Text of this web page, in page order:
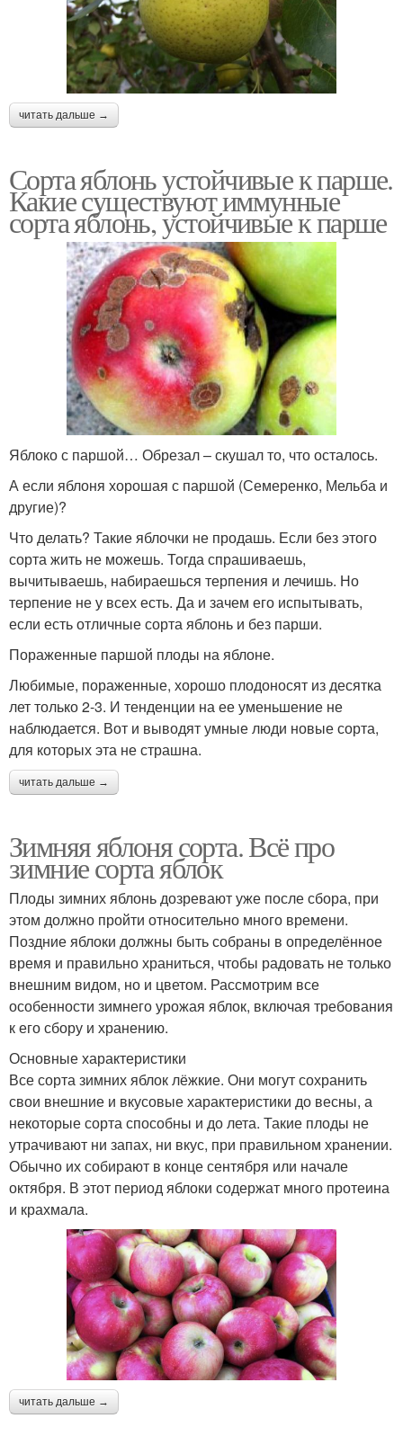
читать дальше →
Сорта яблонь устойчивые к парше.
Какие существуют иммунные
сорта яблонь, устойчивые к парше
Яблоко с паршой… Обрезал – скушал то, что осталось.
А если яблоня хорошая с паршой (Семеренко, Мельба и
другие)?
Что делать? Такие яблочки не продашь. Если без этого
сорта жить не можешь. Тогда спрашиваешь,
вычитываешь, набираешься терпения и лечишь. Но
терпение не у всех есть. Да и зачем его испытывать,
если есть отличные сорта яблонь и без парши.
Пораженные паршой плоды на яблоне.
Любимые, пораженные, хорошо плодоносят из десятка
лет только 2-3. И тенденции на ее уменьшение не
наблюдается. Вот и выводят умные люди новые сорта,
для которых эта не страшна.
читать дальше →
Зимняя яблоня сорта. Всё про
зимние сорта яблок
Плоды зимних яблонь дозревают уже после сбора, при
этом должно пройти относительно много времени.
Поздние яблоки должны быть собраны в определённое
время и правильно храниться, чтобы радовать не только
внешним видом, но и цветом. Рассмотрим все
особенности зимнего урожая яблок, включая требования
к его сбору и хранению.
Основные характеристики
Все сорта зимних яблок лёжкие. Они могут сохранить
свои внешние и вкусовые характеристики до весны, а
некоторые сорта способны и до лета. Такие плоды не
утрачивают ни запах, ни вкус, при правильном хранении.
Обычно их собирают в конце сентября или начале
октября. В этот период яблоки содержат много протеина
и крахмала.
читать дальше →